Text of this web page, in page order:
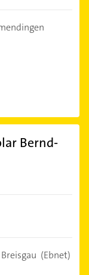
Bernd-
(Ebnet)